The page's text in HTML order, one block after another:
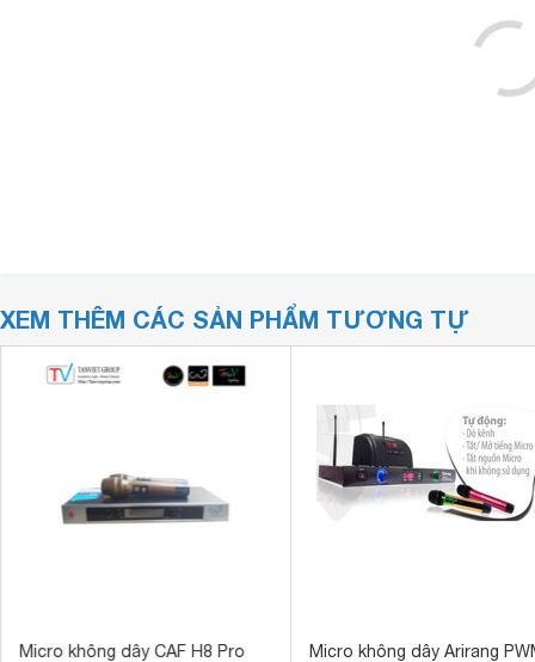
XEM THÊM CÁC SẢN PHẨM TƯƠNG TỰ
Micro không dây CAF H8 Pro
Micro không dây Arirang